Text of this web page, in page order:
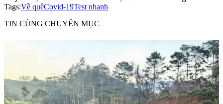
Tags:Về quêCovid-19Test nhanh
TIN CÙNG CHUYÊN MỤC